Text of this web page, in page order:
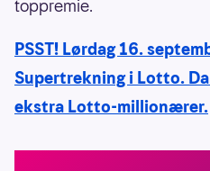
toppremie.
PSST! Lørdag 16.
Supertrekning i Lotto.
ekstra Lotto-millionærer.